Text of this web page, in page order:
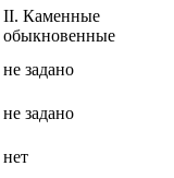
II. Каменные
обыкновенные
не задано
не задано
нет